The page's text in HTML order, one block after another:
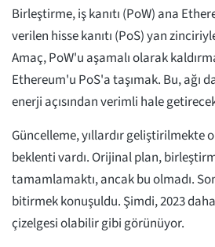
Birleştirme, iş kanıtı (PoW) ana
verilen hisse kanıtı (PoS) yan
Amaç, PoW'u aşamalı olarak
Ethereum'u PoS'a taşımak. Bu, ağı
enerji açısından verimli hale
Güncelleme, yıllardır geliştirilmekte
beklenti vardı. Orijinal plan,
tamamlamaktı, ancak bu olmadı.
bitirmek konuşuldu. Şimdi, 2023
çizelgesi olabilir gibi görünüyor.